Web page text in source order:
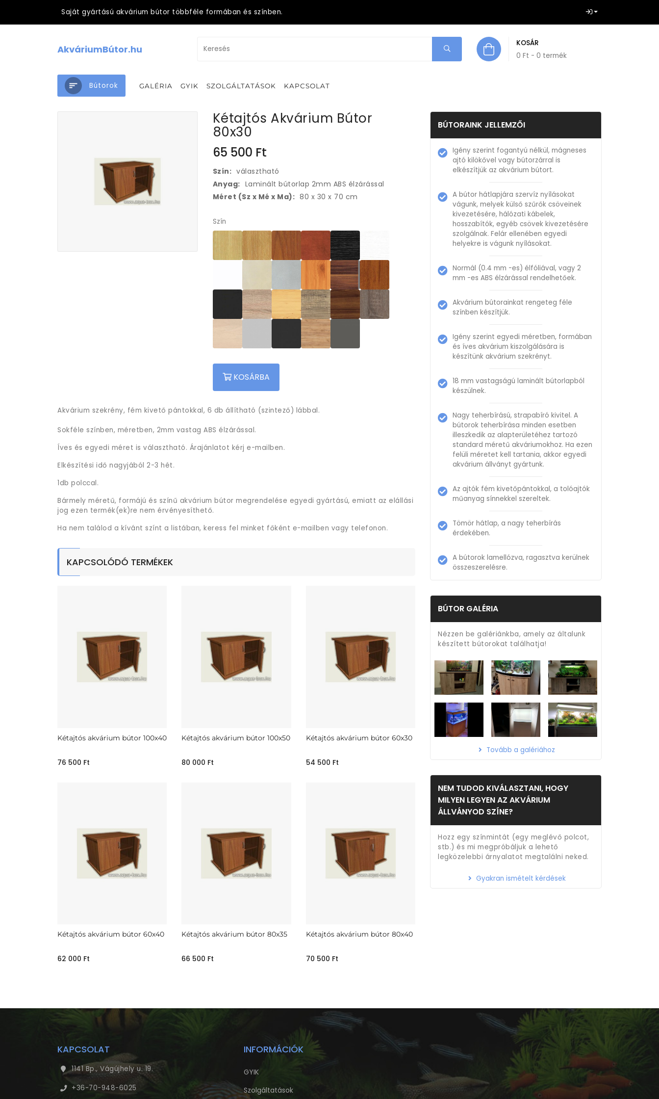
Saját gyártású akvárium bútor többféle formában és színben.
KOSÁR
0 Ft - 0 termék
AkváriumBútor.hu
Bútorok GALÉRIA GYIK SZOLGÁLTATÁSOK KAPCSOLAT
Kétajtós Akvárium Bútor
80x30
65 500 Ft
Szín: választható
Anyag: Laminált bútorlap 2mm ABS élzárással
Méret (Sz x Mé x Ma): 80 x 30 x 70 cm
Szín
KOSÁRBA
Akvárium szekrény, fém kivető pántokkal, 6 db állítható (szintező) lábbal.
Sokféle színben, méretben, 2mm vastag ABS élzárással.
Íves és egyedi méret is választható. Árajánlatot kérj e-mailben.
Elkészítési idő nagyjából 2-3 hét.
1db polccal.
Bármely méretű, formájú és színű akvárium bútor megrendelése egyedi gyártású, emiatt az elállási
jog ezen termék(ek)re nem érvényesíthető.
Ha nem találod a kívánt színt a listában, keress fel minket főként e-mailben vagy telefonon.
KAPCSOLÓDÓ TERMÉKEK
Kétajtós akvárium bútor 100x40
76 500 Ft
Kétajtós akvárium bútor 100x50
80 000 Ft
Kétajtós akvárium bútor 60x30
54 500 Ft
Kétajtós akvárium bútor 60x40
62 000 Ft
Kétajtós akvárium bútor 80x35
66 500 Ft
Kétajtós akvárium bútor 80x40
70 500 Ft
BÚTORAINK JELLEMZŐI
Igény szerint fogantyú nélkül, mágneses
ajtó kilökővel vagy bútorzárral is
elkészítjük az akvárium bútort.
A bútor hátlapjára szervíz nyílásokat
vágunk, melyek külső szűrők csöveinek
kivezetésére, hálózati kábelek,
hosszabítók, egyéb csövek kivezetésére
szolgálnak. Felár ellenében egyedi
helyekre is vágunk nyílásokat.
Normál (0.4 mm -es) élfóliával, vagy 2
mm -es ABS élzárással rendelhetőek.
Akvárium bútorainkat rengeteg féle
színben készítjük.
Igény szerint egyedi méretben, formában
és íves akvárium kiszolgálására is
készítünk akvárium szekrényt.
18 mm vastagságú laminált bútorlapból
készülnek.
Nagy teherbírású, strapabíró kivitel. A
bútorok teherbírása minden esetben
illeszkedik az alapterületéhez tartozó
standard méretű akváriumokhoz. Ha ezen
felüli méretet kell tartania, akkor egyedi
akvárium állványt gyártunk.
Az ajtók fém kivetőpántokkal, a tolóajtók
műanyag sínnekkel szereltek.
Tömör hátlap, a nagy teherbírás
érdekében.
A bútorok lamellózva, ragasztva kerülnek
összeszerelésre.
BÚTOR GALÉRIA
Nézzen be galériánkba, amely az általunk
készített bútorokat találhatja!
Tovább a galériához
NEM TUDOD KIVÁLASZTANI, HOGY
MILYEN LEGYEN AZ AKVÁRIUM
ÁLLVÁNYOD SZÍNE?
Hozz egy színmintát (egy meglévő polcot,
stb.) és mi megpróbáljuk a lehető
legközelebbi árnyalatot megtalálni neked.
Gyakran ismételt kérdések
KAPCSOLAT
1141 Bp., Vágújhely u. 19.
+36-70-948-6025
INFORMÁCIÓK
GYIK
Szolgáltatások